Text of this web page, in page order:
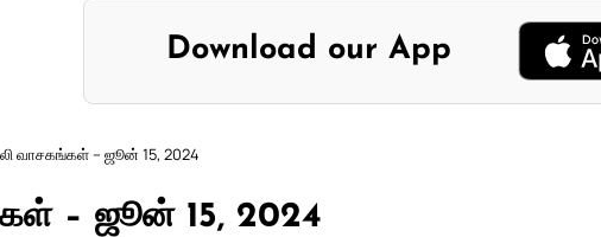
Download our App
வாசகங்கள் – ஜூன் 15, 2024
– ஜூன் 15, 2024